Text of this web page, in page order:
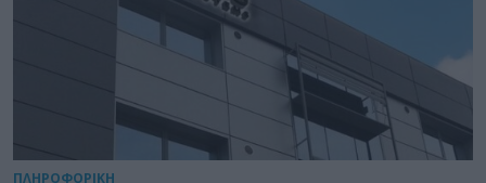
ΠΛΗΡΟΦΟΡΙΚΗ